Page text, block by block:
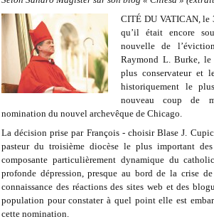
CITÉ DU VATICAN, le
qu’il était encore
nouvelle de
Raymond L. Burke,
plus conservateur et
historiquement le
nouveau coup de
nomination du nouvel archevêque de Chicago.
La décision prise par François - choisir Blase J.
pasteur du troisième diocèse le plus important
composante particulièrement dynamique du
profonde dépression, presque au bord de la crise
connaissance des réactions des sites web et des
population pour constater à quel point elle est
cette nomination.